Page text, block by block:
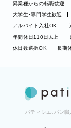
異業種からの転職歓迎
大学生・専門学生歓迎
アルバイト入社OK
年間休日110日以上
休日数選択OK
長期
パティシエ、パン